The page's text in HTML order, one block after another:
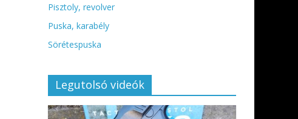
Pisztoly, revolver
Puska, karabély
Sörétespuska
Legutolsó videók